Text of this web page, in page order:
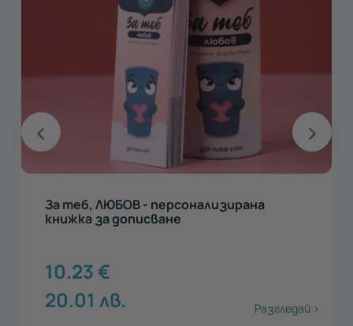
За теб, ЛЮБОВ - персонализирана
книжка за дописване
10.23€
20.01 лв. Разгледай >